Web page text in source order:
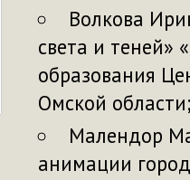
Волкова
света и теней»
образования
Омской
Малендор
анимации